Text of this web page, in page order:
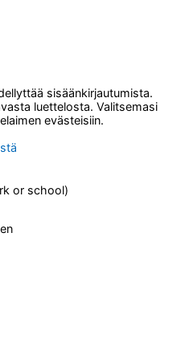
sisäänkirjautumista.
luettelosta. Valitsemasi
evästeisiin.
or school)